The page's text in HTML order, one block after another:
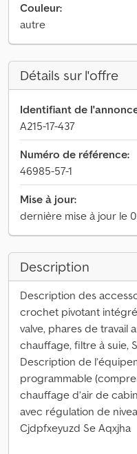
Couleur:
autre
Détails sur l'offre
Identifiant de
A215-17-437
Numéro de référence:
46985-57-1
Mise à jour:
dernière mise à jour le
Description
Description des
crochet pivotant
valve, phares de travail
chauffage, filtre à suie,
Description de
programmable
chauffage d’air de
avec régulation de
Cjdpfxeyuzd Se Aqxjha